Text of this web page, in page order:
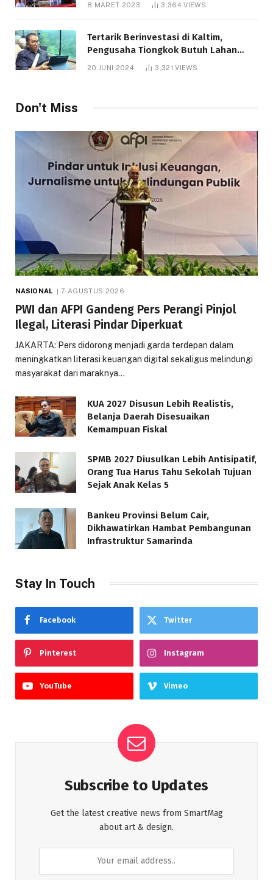
8 MARET 2023 3,364VIEWS
Tertarik Berinvestasi di Kaltim,
Pengusaha Tiongkok Butuh Lahan
1.000 Hektare
20 JUNI 2024 3,321VIEWS
Don't Miss
NASIONAL 7 AGUSTUS 2026
PWI dan AFPI Gandeng Pers Perangi Pinjol
Ilegal, Literasi Pindar Diperkuat
JAKARTA: Pers didorong menjadi garda terdepan dalam
meningkatkan literasi keuangan digital sekaligus melindungi
masyarakat dari maraknya…
KUA 2027 Disusun Lebih Realistis,
Belanja Daerah Disesuaikan
Kemampuan Fiskal
SPMB 2027 Diusulkan Lebih Antisipatif,
Orang Tua Harus Tahu Sekolah Tujuan
Sejak Anak Kelas 5
Bankeu Provinsi Belum Cair,
Dikhawatirkan Hambat Pembangunan
Infrastruktur Samarinda
Stay In Touch
Facebook Twitter
Pinterest Instagram
YouTube Vimeo
Subscribe to Updates
Get the latest creative news from SmartMag
about art & design.